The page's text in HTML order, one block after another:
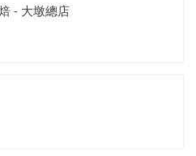
- 大墩總店